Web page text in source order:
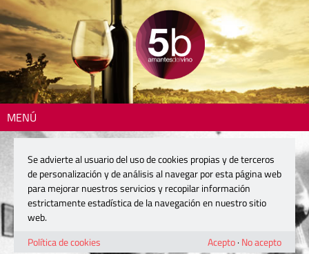
MENÚ
Se advierte al usuario del uso de cookies propias y de terceros
de personalización y de análisis al navegar por esta página web
para mejorar nuestros servicios y recopilar información
estrictamente estadística de la navegación en nuestro sitio
web.
Política de cookies
Acepto· No acepto